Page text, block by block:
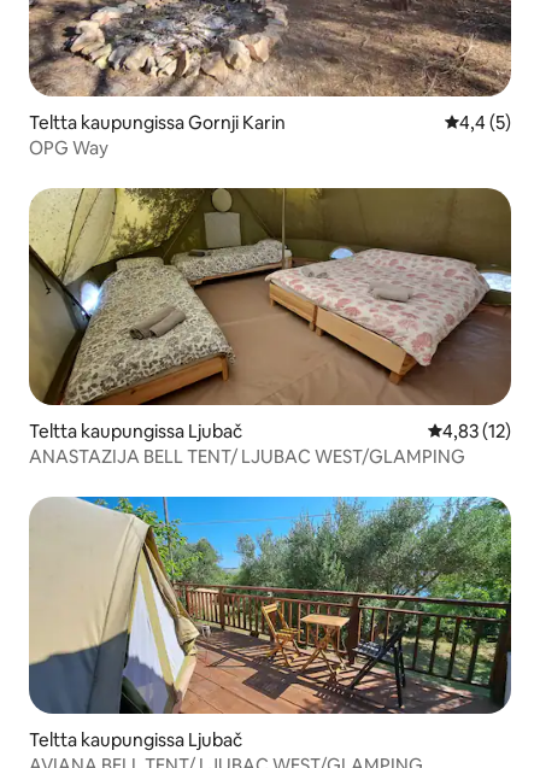
Teltta kaupungissa Gornji Karin
4,4 (5)
OPG Way
Teltta kaupungissa Ljubač
4,83 (12)
ANASTAZIJA BELL TENT/ LJUBAC WEST/GLAMPING
Teltta kaupungissa Ljubač